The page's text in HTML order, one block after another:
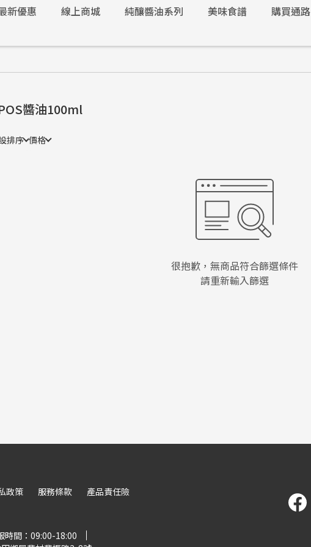
新優惠 線上商城 純釀醬油系列 美味食譜 購買通路
醬油100ml
排序 價格
很抱歉，無商品符合篩選條件
請重新輸入篩選
政策 服務條款 產品責任險
時間：09:00-18:00